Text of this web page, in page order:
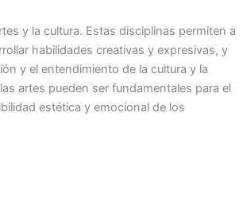
y la cultura. Estas disciplinas permiten a
habilidades creativas y expresivas, y
y el entendimiento de la cultura y la
artes pueden ser fundamentales para el
estética y emocional de los